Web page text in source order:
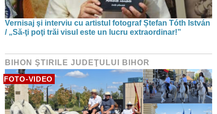
Vernisaj şi interviu cu artistul fotograf Ștefan Tóth István
/ „Să-ţi poţi trăi visul este un lucru extraordinar!”
BIHON ŞTIRILE JUDEŢULUI BIHOR
FOTO-VIDEO